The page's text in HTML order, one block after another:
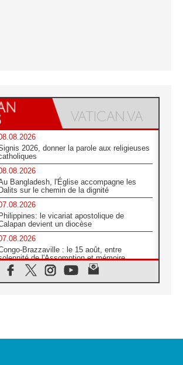
2026, donner la parole aux religieuses
Bangladesh, l'Église accompagne les
Dalits sur le chemin de la dignité
Philippines: le vicariat apostolique de
devient un diocèse
Brazzaville : le 15 août, entre
de l'Assomption et mémoire
nationale